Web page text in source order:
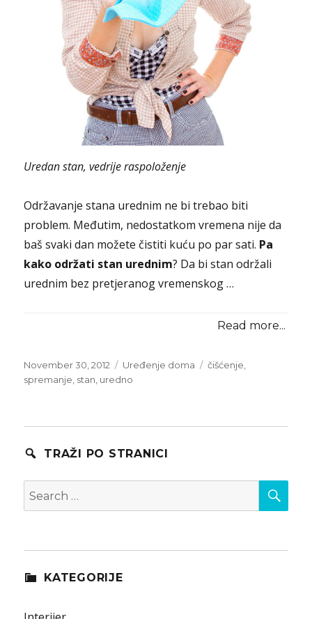
Uredan stan, vedrije raspoloženje
Održavanje stana urednim ne bi trebao biti
problem. Međutim, nedostatkom vremena nije da
baš svaki dan možete čistiti kuću po par sati. Pa
kako održati stan urednim? Da bi stan održali
urednim bez pretjeranog vremenskog …
Read more...
Posted
on
November 30, 2012 Categories
Uređenje doma Tags
čišćenje
spremanje stan uredno
TRAŽI PO STRANICI
Search
for:
KATEGORIJE